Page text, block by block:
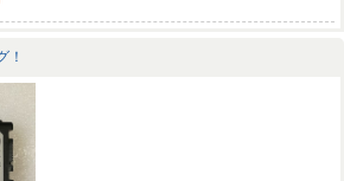
！